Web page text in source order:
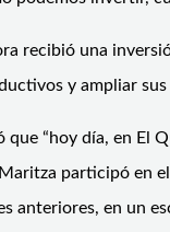
recibió una
y ampliar
“hoy día, en
participó en
anteriores, en un